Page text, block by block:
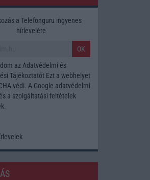
a Telefonguru ingyenes
hírlevelére
OK
az Adatvédelmi és
TájékoztatótEzt a webhelyet
védi. A Google adatvédelmi
és a szolgáltatási feltételek